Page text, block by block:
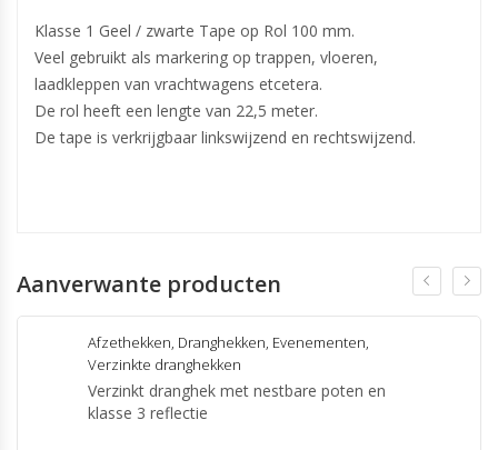
Klasse 1 Geel / zwarte Tape op Rol 100 mm.
Veel gebruikt als markering op trappen, vloeren,
laadkleppen van vrachtwagens etcetera.
De rol heeft een lengte van 22,5 meter.
De tape is verkrijgbaar linkswijzend en rechtswijzend.
Aanverwante producten
Afzethekken, Dranghekken, Evenementen,
Verzinkte dranghekken
Verzinkt dranghek met nestbare poten en
klasse 3 reflectie